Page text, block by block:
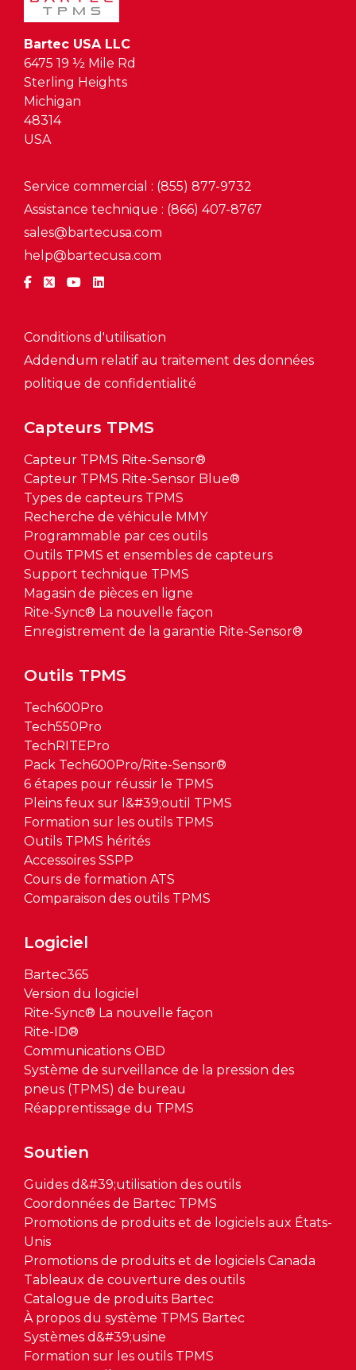
Bartec USA LLC
6475 19 ½ Mile Rd
Sterling Heights
Michigan
48314
USA
Capteurs TPMS
Capteur TPMS Rite-Sensor®
Capteur TPMS Rite-Sensor Blue®
Types de capteurs TPMS
Recherche de véhicule MMY
Programmable par ces outils
Outils TPMS et ensembles de capteurs
Support technique TPMS
Magasin de pièces en ligne
Rite-Sync® La nouvelle façon
Enregistrement de la garantie Rite-Sensor®
Outils TPMS
Tech600Pro
Tech550Pro
TechRITEPro
Pack Tech600Pro/Rite-Sensor®
6 étapes pour réussir le TPMS
Pleins feux sur l&#39;outil TPMS
Formation sur les outils TPMS
Outils TPMS hérités
Accessoires SSPP
Cours de formation ATS
Comparaison des outils TPMS
Logiciel
Bartec365
Version du logiciel
Rite-Sync® La nouvelle façon
Rite-ID®
Communications OBD
Système de surveillance de la pression des
pneus (TPMS) de bureau
Réapprentissage du TPMS
Soutien
Guides d&#39;utilisation des outils
Coordonnées de Bartec TPMS
Promotions de produits et de logiciels aux États-
Unis
Promotions de produits et de logiciels Canada
Tableaux de couverture des outils
Catalogue de produits Bartec
À propos du système TPMS Bartec
Systèmes d&#39;usine
Formation sur les outils TPMS
Service commercial : (855) 877-9732
Assistance technique : (866) 407-8767
sales@bartecusa.com
help@bartecusa.com
Conditions d'utilisation
Addendum relatif au traitement des données
politique de confidentialité